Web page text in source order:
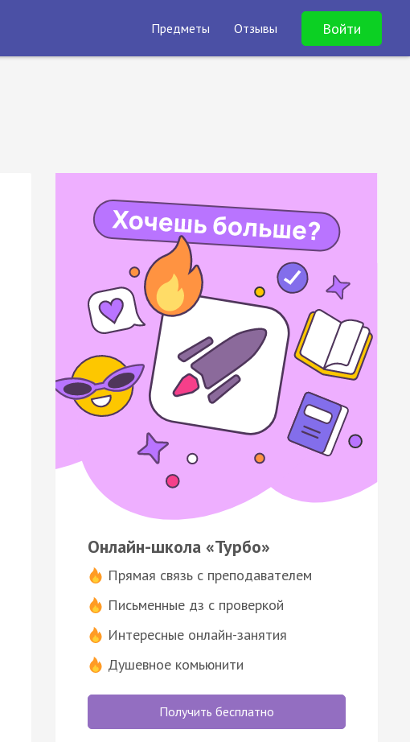
Предметы Отзывы Войти
Онлайн-школа «Турбо»
Прямая связь с преподавателем
Письменные дз с проверкой
Интересные онлайн-занятия
Душевное комьюнити
Получить бесплатно